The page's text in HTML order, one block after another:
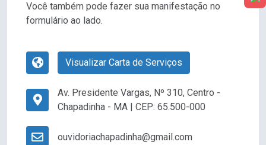
Você também pode fazer sua manifestação no
formulário ao lado.
Visualizar Carta de Serviços
Av. Presidente Vargas, Nº 310, Centro -
Chapadinha - MA | CEP: 65.500-000
ouvidoriachapadinha@gmail.com